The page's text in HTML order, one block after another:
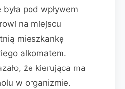
pod wpływem
na miejscu
mieszkankę
alkomatem.
że kierująca ma
w organizmie.